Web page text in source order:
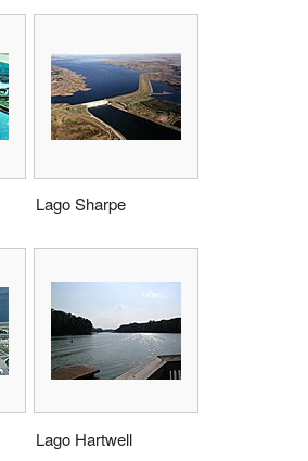
Lago Sharpe
Lago Hartwell